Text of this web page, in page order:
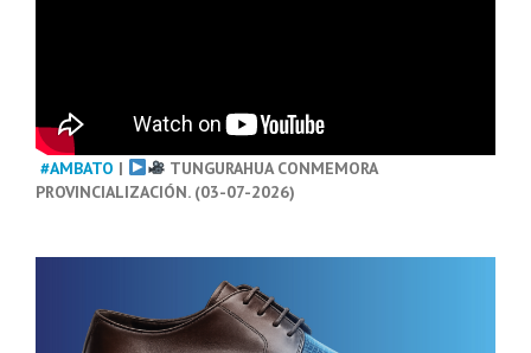
#AMBATO |
TUNGURAHUA CONMEMORA
PROVINCIALIZACIÓN. (03-07-2026)